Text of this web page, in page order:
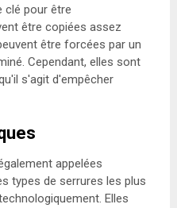
clé pour être
être copiées assez
être forcées par un
Cependant, elles sont
s'agit d'empêcher
appelées
types de serrures les plus
Elles